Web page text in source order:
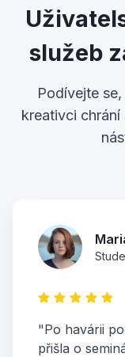
služeb
Podívejte
kreativci
"Po havárii
přišla o